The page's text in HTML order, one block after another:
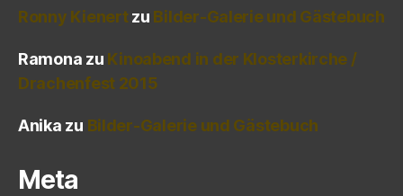
Ronny Kienertzu Bilder-Galerie und Gästebuch
Ramona zu Kinoabend in der Klosterkirche /
Drachenfest 2015
Anika zu Bilder-Galerie und Gästebuch
Meta